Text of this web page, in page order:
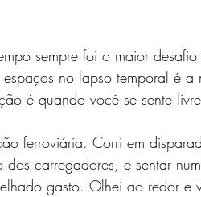
sempre foi o maior
no lapso temporal é a
é quando você se sente
ferroviária. Corri em
carregadores, e sentar
gasto. Olhei ao redor e